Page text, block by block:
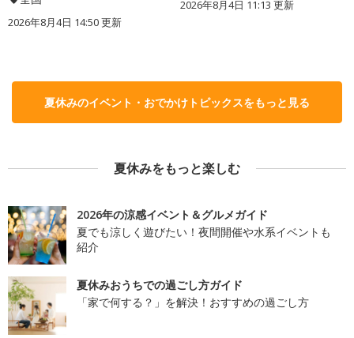
2026年8月4日 14:50更新
2026年8月4日 11:13 更新
夏休みのイベント・おでかけトピックスをもっと見る
夏休みをもっと楽しむ
2026年の涼感イベント＆グルメガイド
夏でも涼しく遊びたい！夜間開催や水系イベントも
紹介
夏休みおうちでの過ごし方ガイド
「家で何する？」を解決！おすすめの過ごし方